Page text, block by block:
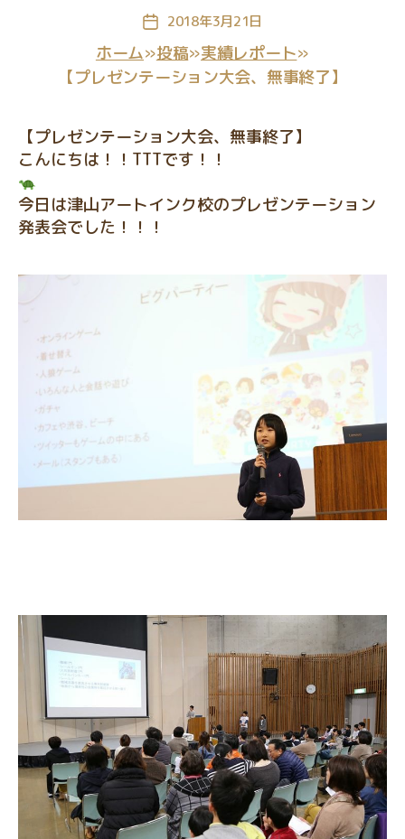
投
稿
日
2018年3月21日
ホーム»投稿»実績レポート»
【プレゼンテーション大会、無事終了】
【プレゼンテーション大会、無事終了】
こんにちは！！TTTです！！
今日は津山アートインク校のプレゼンテーション
発表会でした！！！